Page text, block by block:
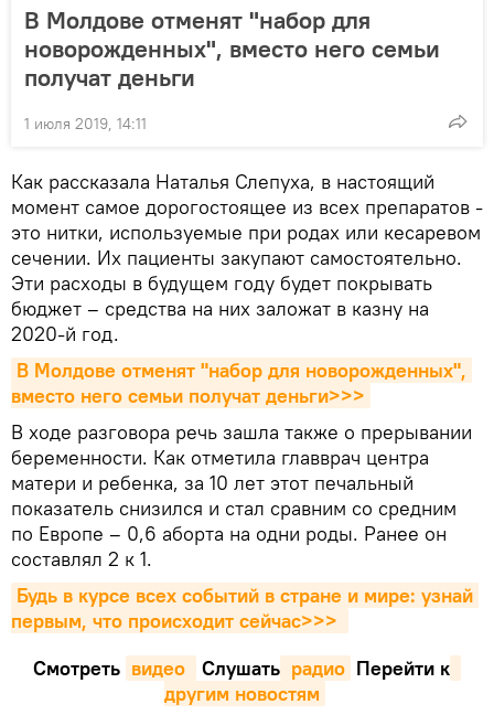
В Молдове отменят "набор для
новорожденных", вместо него семьи
получат деньги
1 июля 2019, 14:11
Как рассказала Наталья Слепуха, в настоящий
момент самое дорогостоящее из всех препаратов -
это нитки, используемые при родах или кесаревом
сечении. Их пациенты закупают самостоятельно.
Эти расходы в будущем году будет покрывать
бюджет – средства на них заложат в казну на
2020-й год.
В Молдове отменят "набор для новорожденных",
вместо него семьи получат деньги>>>
В ходе разговора речь зашла также о прерывании
беременности. Как отметила главврач центра
матери и ребенка, за 10 лет этот печальный
показатель снизился и стал сравним со средним
по Европе – 0,6 аборта на одни роды. Ранее он
составлял 2 к 1.
Будь в курсе всех событий в стране и мире: узнай
первым, что происходит сейчаc>>>
Смотреть видео Cлушать радио Перейти к
другим новостям